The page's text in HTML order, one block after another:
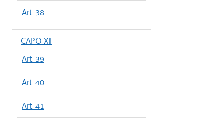
Art. 38
CAPO XII
Art. 39
Art. 40
Art. 41